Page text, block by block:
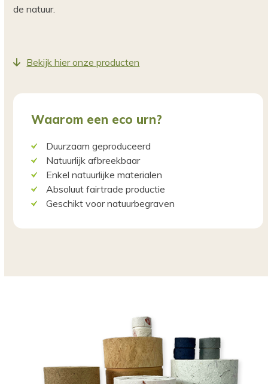
de natuur.
Bekijk hier onze producten
Waarom een eco urn?
Duurzaam geproduceerd
Natuurlijk afbreekbaar
Enkel natuurlijke materialen
Absoluut fairtrade productie
Geschikt voor natuurbegraven